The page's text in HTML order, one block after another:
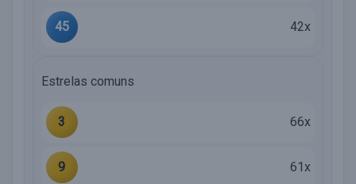
45 42x
Estrelas comuns
3 66x
9 61x